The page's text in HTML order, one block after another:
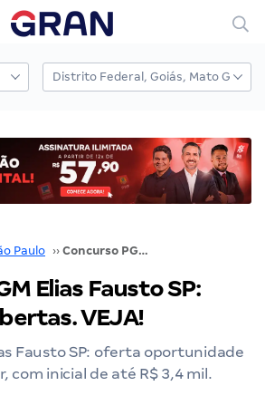
Paulo ›› Concurso PGM Elias Fausto SP: inscrições abertas. VEJA!
Elias Fausto SP:
VEJA!
Fausto SP: oferta oportunidade
com inicial de até R$ 3,4 mil.